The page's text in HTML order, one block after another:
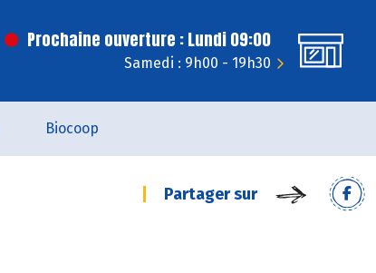
Prochaine ouverture : Lundi 09:00
Samedi : 9h00 - 19h30
Biocoop
Partager sur